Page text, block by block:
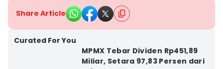
Share Article
Curated For You
MPMX Tebar Dividen Rp451,89
Miliar, Setara 97,83 Persen dari